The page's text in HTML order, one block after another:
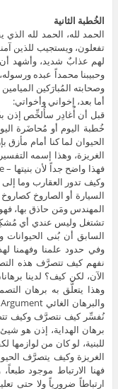
الخُطبة الثانية
الحمد لله، الحمد لله
تفعلون، ويستجيب للذين
لهم عذابٌ شديد، وأشهد أن
وحبيبنا محمداً عبده
وصحابته المُبارَكين
أما بعد، إخواني وأخواتي:
قبل أن أُغادِر سأُلخِّص إذن
خُطبة اليوم أو مُحاضَرة
الحيوان لما كنا أمام مأزق
الغريزة، وهذا إسمه
السيارة أو الصاروخ
المهندس ومَن حاذق بها،
تشتغل وليس عندي أي
السابق أن بُنى الحيوانات
وفي حدود علمنا وفهمنا
نفهم كيف تتصرَّف هذه
الآن، لكن كيف؟ لدينا
وهذا يتعلَّق به برهان
نُفسِّر كيف نتصرَّف وكيف
برهان الهداية، إذن هو
للبنية، لو كان من
الغريزة وكيف يتصرَّف
فهنا الارتباط موجود
ارتباطاً ضرورياً ولا حتى